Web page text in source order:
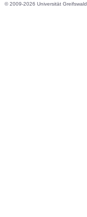
© 2009-2026 Universität Greifswald